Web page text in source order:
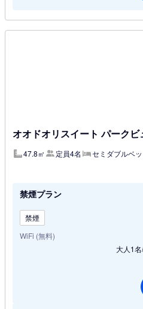
オオドオリスイート パークビ
47.8㎡ 定員4名 セミダブルベ
禁煙プラン
禁煙
WiFi (無料)
大人1